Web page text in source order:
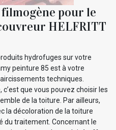
pour le
HELFRITT
hydrofuges sur votre
peinture 85 est à votre
techniques.
c’est que vous pouvez choisir les
de la toiture. Par ailleurs,
la décoloration de la toiture
du traitement. Concernant le